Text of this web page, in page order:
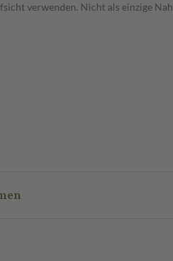
verwenden. Nicht als einzige